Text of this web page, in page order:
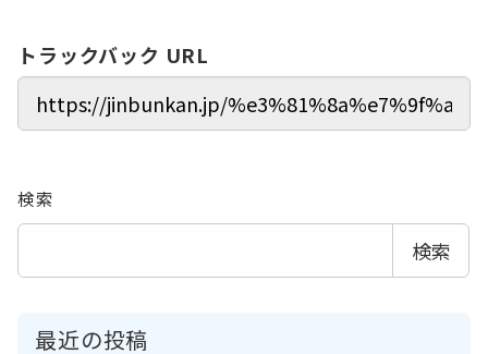
トラックバック URL
検索
検索
最近の投稿